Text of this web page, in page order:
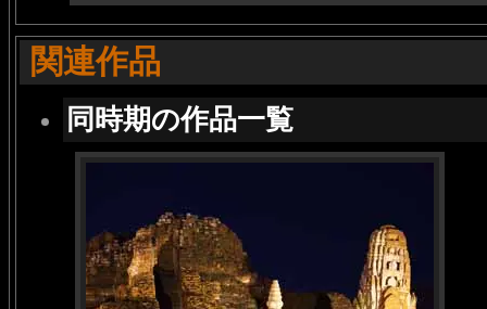
関連作品
同時期の作品一覧